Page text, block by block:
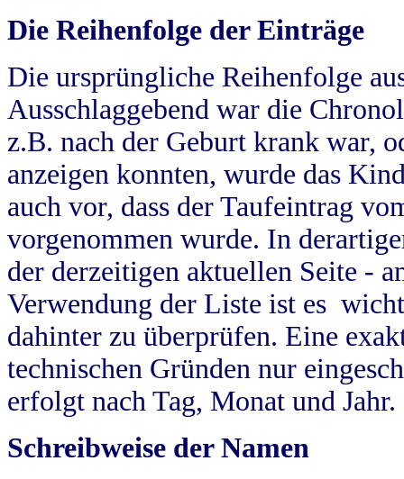
Die Reihenfolge der Einträge
Die ursprüngliche Reihenfolge
Ausschlaggebend war die
z.B. nach der Geburt krank war,
anzeigen konnten, wurde das
auch vor, dass der Taufeintrag
vorgenommen wurde. In
der derzeitigen aktuellen Seite -
Verwendung der Liste ist es
dahinter zu überprüfen. Eine
technischen Gründen nur
erfolgt nach Tag, Monat und Jahr.
Schreibweise der Namen